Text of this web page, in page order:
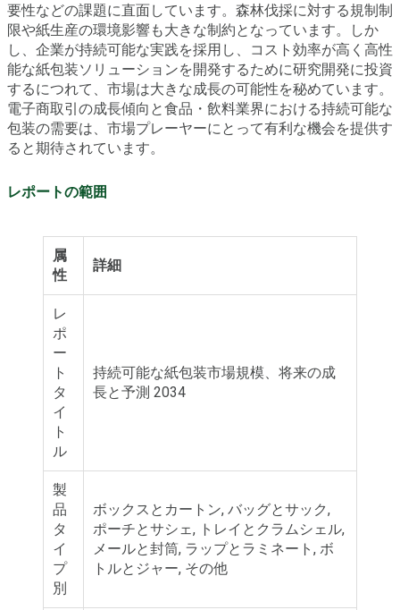
要性などの課題に直面しています。森林伐採に対する規制制
限や紙生産の環境影響も大きな制約となっています。しか
し、企業が持続可能な実践を採用し、コスト効率が高く高性
能な紙包装ソリューションを開発するために研究開発に投資
するにつれて、市場は大きな成長の可能性を秘めています。
電子商取引の成長傾向と食品・飲料業界における持続可能な
包装の需要は、市場プレーヤーにとって有利な機会を提供す
ると期待されています。
レポートの範囲
属
性
詳細
レ
ポ
ー
ト
タ
イ
ト
ル
持続可能な紙包装市場規模、将来の成
長と予測 2034
製
品
タ
イ
プ
別
ボックスとカートン, バッグとサック,
ポーチとサシェ, トレイとクラムシェル,
メールと封筒, ラップとラミネート, ボ
トルとジャー, その他